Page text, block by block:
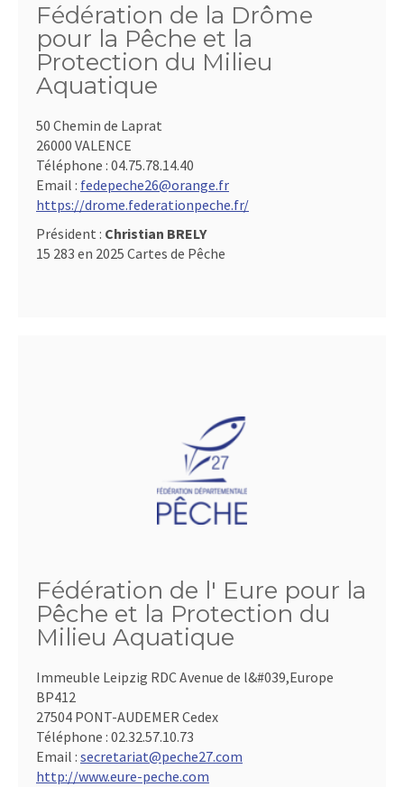
Fédération de la Drôme
pour la Pêche et la
Protection du Milieu
Aquatique
50 Chemin de Laprat
26000 VALENCE
Téléphone : 04.75.78.14.40
Email : fedepeche26@orange.fr
https://drome.federationpeche.fr/
Président : Christian BRELY
15 283 en 2025 Cartes de Pêche
Fédération de l' Eure pour la
Pêche et la Protection du
Milieu Aquatique
Immeuble Leipzig RDC Avenue de l&#039,Europe
BP412
27504 PONT-AUDEMER Cedex
Téléphone : 02.32.57.10.73
Email : secretariat@peche27.com
http://www.eure-peche.com